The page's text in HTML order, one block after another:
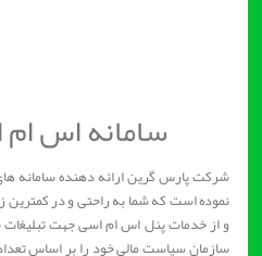
سامانه اس ام
شرکت پارس گرین ارائه دهنده سامانه های
نموده است که شما به راحتی و در کمترین
و از خدمات پنل اس ام اسی جهت تبلیغات